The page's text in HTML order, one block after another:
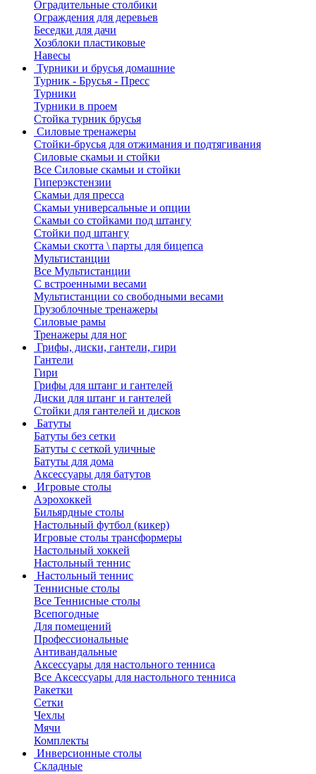
Оградительные столбики
Ограждения для деревьев
Беседки для дачи
Хозблоки пластиковые
Навесы
Турники и брусья домашние
Турник - Брусья - Пресс
Турники
Турники в проем
Стойка турник брусья
Силовые тренажеры
Стойки-брусья для отжимания и подтягивания
Силовые скамьи и стойки
Все Силовые скамьи и стойки
Гиперэкстензии
Скамьи для пресса
Скамьи универсальные и опции
Скамьи со стойками под штангу
Стойки под штангу
Скамьи скотта \ парты для бицепса
Мультистанции
Все Мультистанции
С встроенными весами
Мультистанции со свободными весами
Грузоблочные тренажеры
Силовые рамы
Тренажеры для ног
Грифы, диски, гантели, гири
Гантели
Гири
Грифы для штанг и гантелей
Диски для штанг и гантелей
Стойки для гантелей и дисков
Батуты
Батуты без сетки
Батуты с сеткой уличные
Батуты для дома
Аксессуары для батутов
Игровые столы
Аэрохоккей
Бильярдные столы
Настольный футбол (кикер)
Игровые столы трансформеры
Настольный хоккей
Настольный теннис
Настольный теннис
Теннисные столы
Все Теннисные столы
Всепогодные
Для помещений
Профессиональные
Антивандальные
Аксессуары для настольного тенниса
Все Аксессуары для настольного тенниса
Ракетки
Сетки
Чехлы
Мячи
Комплекты
Инверсионные столы
Складные